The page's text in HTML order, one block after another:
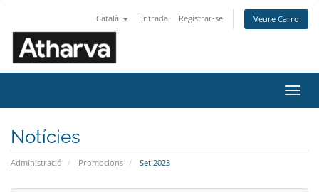
Català Entrada Registrar-se Veure Carro
la
Notícies
Administració Promocions Set 2023